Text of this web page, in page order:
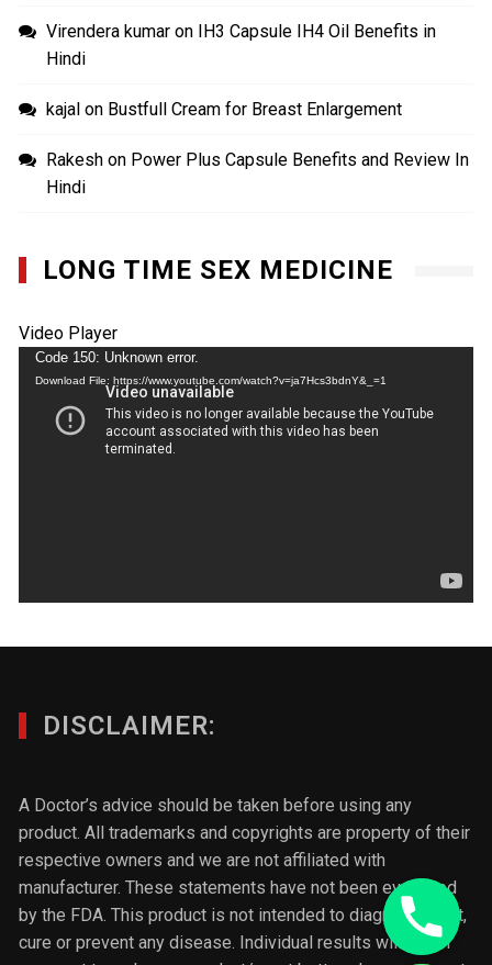
Virendera kumar on IH3 Capsule IH4 Oil Benefits in
Hindi
kajal on Bustfull Cream for Breast Enlargement
Rakesh on Power Plus Capsule Benefits and Review In
Hindi
LONG TIME SEX MEDICINE
Video Player
Code 150: Unknown error.
Download File: https://www.youtube.com/watch?v=ja7Hcs3bdnY&_=1
DISCLAIMER:
A Doctor’s advice should be taken before using any
product. All trademarks and copyrights are property of their
respective owners and we are not affiliated with
manufacturer. These statements have not been evaluated
by the FDA. This product is not intended to diagnose, treat,
cure or prevent any disease. Individual results will vary.If